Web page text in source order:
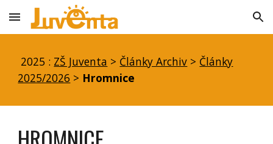
Skip to main content Skip to navigation
2025 : ZŠ Juventa > Články Archiv > Články
2025/2026 > Hromnice